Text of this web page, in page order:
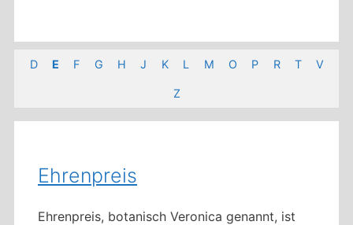
D E F G H J K L M O P R T V
Z
Ehrenpreis
Ehrenpreis, botanisch Veronica genannt, ist